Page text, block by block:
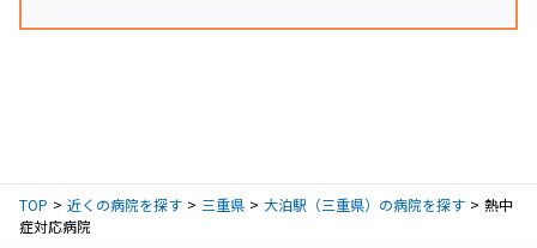
TOP 近くの病院を探す 三重県 大泊駅（三重県）の病院を探す
熱中
症対応病院